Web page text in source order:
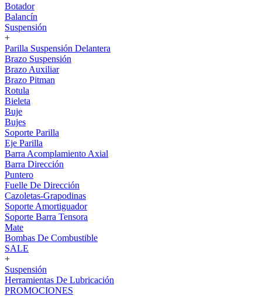
Botador
Balancín
Suspensión
+
Parilla Suspensión Delantera
Brazo Suspensión
Brazo Auxiliar
Brazo Pitman
Rotula
Bieleta
Buje
Bujes
Soporte Parilla
Eje Parilla
Barra Acomplamiento Axial
Barra Dirección
Puntero
Fuelle De Dirección
Cazoletas-Grapodinas
Soporte Amortiguador
Soporte Barra Tensora
Mate
Bombas De Combustible
SALE
+
Suspensión
Herramientas De Lubricación
PROMOCIONES